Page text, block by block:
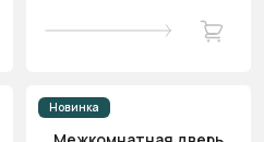
Новинка